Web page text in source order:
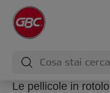
Le pellicole in